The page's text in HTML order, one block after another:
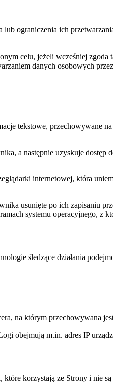
lub ograniczenia ich
celu, jeżeli wcześniej zgoda
danych osobowych
tekstowe, przechowywane
a następnie uzyskuje
internetowej, która
usunięte po ich zapisaniu
systemu operacyjnego, z
śledzące działania
na którym przechowywana
obejmują m.in. adres IP
korzystają ze Strony i nie